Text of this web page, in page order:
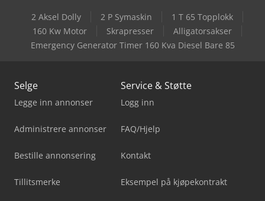
2 Aksel Dolly 2 P Symaskin
1 T 65 Topplokk
160 Kw Motor
Skrapresser
Alligatorsakser
Emergency Generator Timer 160 Kva Diesel Bare 85
Selge
Legge inn annonser
Administrere annonser
Bestille annonsering
Tillitsmerke
Service & Støtte
Logg inn
FAQ/Hjelp
Kontakt
Eksempel på kjøpekontrakt